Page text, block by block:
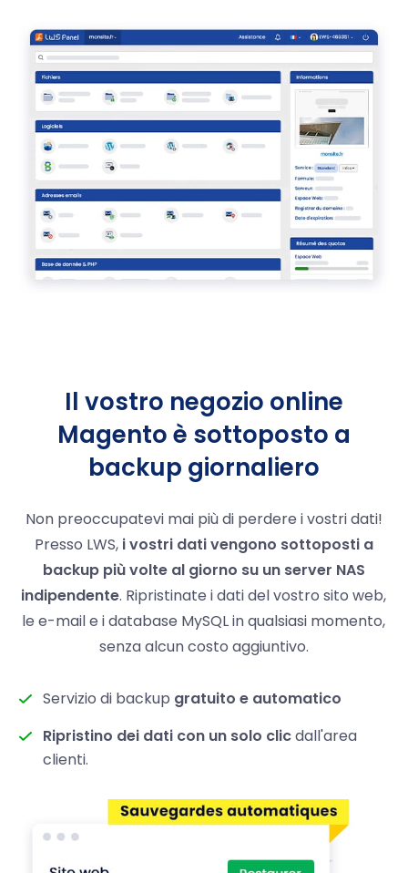
Il vostro negozio online
Magento è sottoposto a
backup giornaliero
Non preoccupatevi mai più di perdere i vostri dati!
Presso LWS, i vostri dati vengono sottoposti a
backup più volte al giorno su un server NAS
indipendente. Ripristinate i dati del vostro sito web,
le e-mail e i database MySQL in qualsiasi momento,
senza alcun costo aggiuntivo.
Servizio di backup gratuito e automatico
Ripristino dei dati con un solo clicdall'area
clienti.